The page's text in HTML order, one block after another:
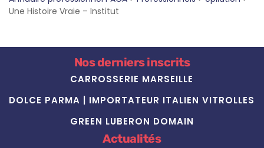
Une Histoire Vraie – Institut
Nos derniers inscrits
CARROSSERIE MARSEILLE
DOLCE PARMA | IMPORTATEUR ITALIEN VITROLLES
GREEN LUBERON DOMAIN
Actualités